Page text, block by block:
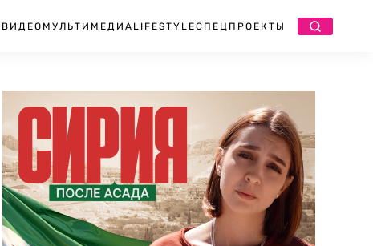
ВИДЕО МУЛЬТИМЕДИА LIFESTYLEСПЕЦПРОЕКТЫ